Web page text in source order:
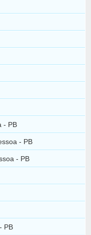
- PB
- PB
- PB
PB